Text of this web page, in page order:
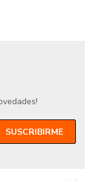
SUSCRIBIRME